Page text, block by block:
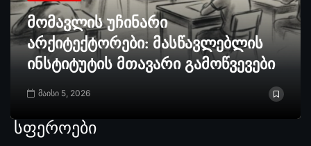
მომავლის უჩინარი
არქიტექტორები: მასწავლებლის
ინსტიტუტის მთავარი გამოწვევები
მაისი 5, 2026
სფეროები